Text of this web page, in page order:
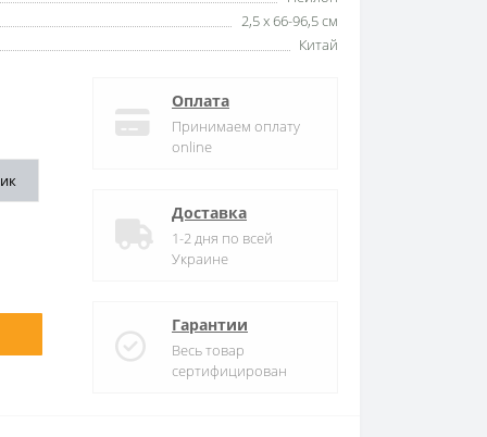
2,5 х 66-96,5 см
Китай
Оплата
Принимаем оплату
online
Доставка
1-2 дня по всей
Украине
Гарантии
Весь товар
сертифицирован